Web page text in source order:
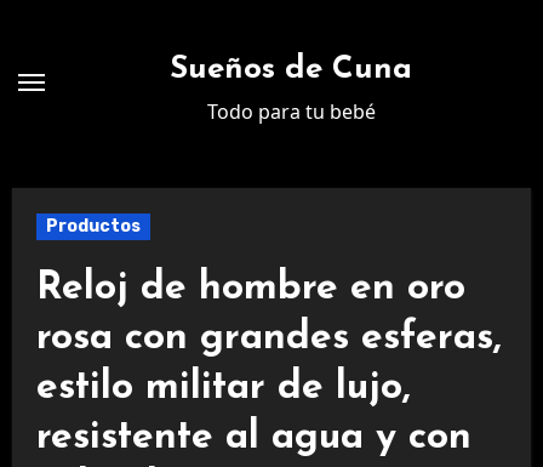
contenido
Sueños de Cuna
Todo para tu bebé
Productos
Reloj de hombre en oro
rosa con grandes esferas,
estilo militar de lujo,
resistente al agua y con